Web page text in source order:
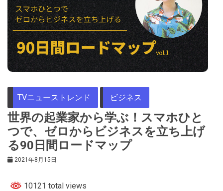
TVニューストレンド ビジネス
世界の起業家から学ぶ！スマホひと
つで、ゼロからビジネスを立ち上げ
る90日間ロードマップ
2021年8月15日
10121 total views